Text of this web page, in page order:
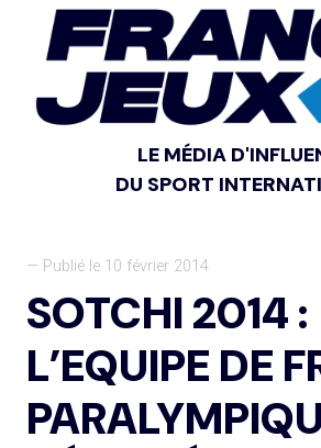
LE MÉDIA
DU SPORT
— Publié le 10 février 2014
SOTCHI 2014 :
L’EQUIPE DE